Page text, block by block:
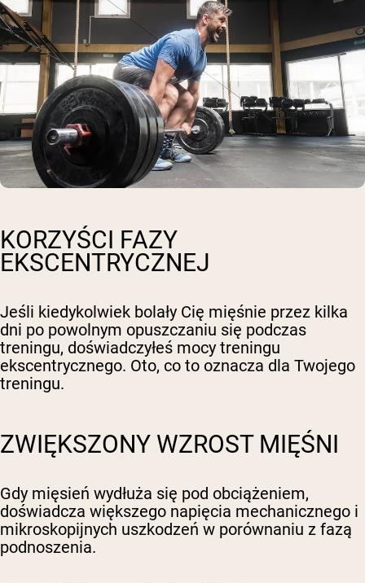
KORZYŚCI FAZY
EKSCENTRYCZNEJ
Jeśli kiedykolwiek bolały Cię mięśnie przez kilka
dni po powolnym opuszczaniu się podczas
treningu, doświadczyłeś mocy treningu
ekscentrycznego. Oto, co to oznacza dla Twojego
treningu.
ZWIĘKSZONY WZROST MIĘŚNI
Gdy mięsień wydłuża się pod obciążeniem,
doświadcza większego napięcia mechanicznego i
mikroskopijnych uszkodzeń w porównaniu z fazą
podnoszenia.